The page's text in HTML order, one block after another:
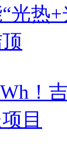
光热
！
目